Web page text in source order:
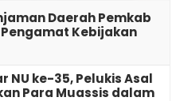
Daerah Pemkab
Kebijakan
NU ke-35, Pelukis Asal
Para Muassis dalam